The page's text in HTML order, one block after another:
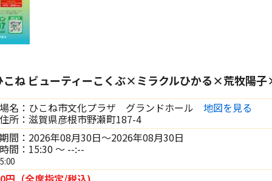
ね ビューティーこくぶ×ミラクルひかる×荒牧陽
名：ひこね市文化プラザ グランドホール 地図を見る
所：滋賀県彦根市野瀬町187-4
間：2026年08月30日～2026年08月30日
間：15:30 ～ --:--